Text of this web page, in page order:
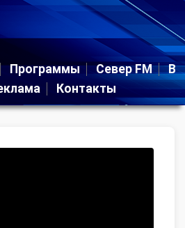
Программы Север FM
В
Контакты